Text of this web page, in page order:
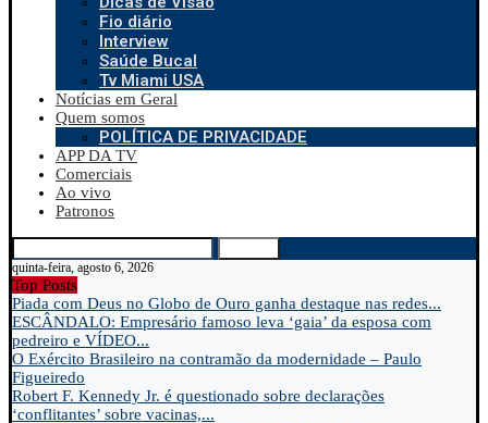
Fio diário
Interview
Saúde Bucal
Tv Miami USA
Notícias em Geral
Quem somos
POLÍTICA DE PRIVACIDADE
APP DA TV
Comerciais
Ao vivo
Patronos
quinta-feira, agosto 6, 2026
Top Posts
Piada com Deus no Globo de Ouro ganha destaque nas redes...
ESCÂNDALO: Empresário famoso leva ‘gaia’ da esposa com
pedreiro e VÍDEO...
O Exército Brasileiro na contramão da modernidade – Paulo
Figueiredo
Robert F. Kennedy Jr. é questionado sobre declarações
‘conflitantes’ sobre vacinas,...